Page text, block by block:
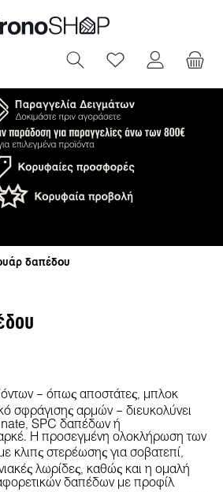
Έχετε 0
δαπέδου
– όπως αποστάτες, μπλοκ
σφράγισης αρμών – διευκολύνει
SPC δαπέδων ή
Η προσεγμένη ολοκλήρωση των
κλιπς στερέωσης για σοβατεπί,
λωρίδες, καθώς και η ομαλή
δαπέδων με προφίλ